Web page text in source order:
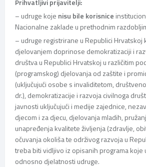
– udruge koje nisu bile korisnice
Nacionalne zaklade u prethodnim
– udruge registrirane u Republici Hrvatskoj
djelovanjem doprinose demokratizaciji i
društva u Republici Hrvatskoj u različitim
(programskog) djelovanja od zaštite i
(uključujući osobe s invaliditetom,
dr.), demokratizacije i razvoja civilnoga
javnosti uključujući i medije zajednice,
djecom i za djecu, djelovanja mladih,
unapređenja kvalitete življenja (zdravlje,
očuvanja okoliša te održivog razvoja u
treba biti vidljivo iz opisanih programa koje
odnosno djelatnosti udruge.